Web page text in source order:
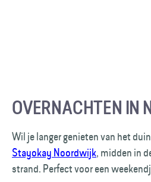
OVERNACHTEN IN
Wil je langer genieten van het
Stayokay Noordwijk, midden in
strand. Perfect voor een